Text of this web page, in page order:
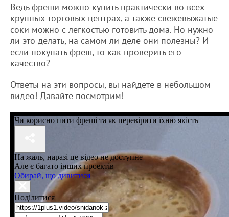
Ведь фреши можно купить практически во всех
крупных торговых центрах, а также свежевыжатые
соки можно с легкостью готовить дома. Но нужно
ли это делать, на самом ли деле они полезны? И
если покупать фреш, то как проверить его
качество?
Ответы на эти вопросы, вы найдете в небольшом
видео! Давайте посмотрим!